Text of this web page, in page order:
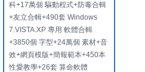
科+17萬個 驅動程式+防毒合輯
+友立合輯+490套 Windows
7.VISTA.XP 專用 軟體合輯
+3850個 字型+24萬個 素材+音
效+網頁模版+簡報範本+450本
性愛教學+26套 算命軟體